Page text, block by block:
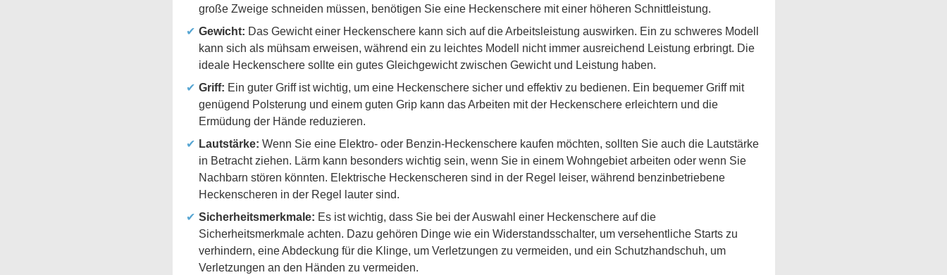
große Zweige schneiden müssen, benötigen Sie eine Heckenschere mit einer höheren Schnittleistung.
Gewicht: Das Gewicht einer Heckenschere kann sich auf die Arbeitsleistung auswirken. Ein zu schweres Modell
kann sich als mühsam erweisen, während ein zu leichtes Modell nicht immer ausreichend Leistung erbringt. Die
ideale Heckenschere sollte ein gutes Gleichgewicht zwischen Gewicht und Leistung haben.
Griff: Ein guter Griff ist wichtig, um eine Heckenschere sicher und effektiv zu bedienen. Ein bequemer Griff mit
genügend Polsterung und einem guten Grip kann das Arbeiten mit der Heckenschere erleichtern und die
Ermüdung der Hände reduzieren.
Lautstärke: Wenn Sie eine Elektro- oder Benzin-Heckenschere kaufen möchten, sollten Sie auch die Lautstärke
in Betracht ziehen. Lärm kann besonders wichtig sein, wenn Sie in einem Wohngebiet arbeiten oder wenn Sie
Nachbarn stören könnten. Elektrische Heckenscheren sind in der Regel leiser, während benzinbetriebene
Heckenscheren in der Regel lauter sind.
Sicherheitsmerkmale: Es ist wichtig, dass Sie bei der Auswahl einer Heckenschere auf die
Sicherheitsmerkmale achten. Dazu gehören Dinge wie ein Widerstandsschalter, um versehentliche Starts zu
verhindern, eine Abdeckung für die Klinge, um Verletzungen zu vermeiden, und ein Schutzhandschuh, um
Verletzungen an den Händen zu vermeiden.